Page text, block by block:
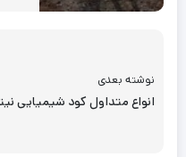
نوشته بعدی
انواع متداول کود شیمیایی